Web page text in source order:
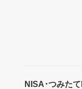
NISA･つみた